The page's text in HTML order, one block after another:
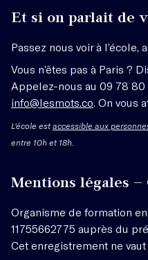
Et si on parlait de
Passez nous voir à l’école,
Vous n’êtes pas à Paris ?
Appelez-nous au 09 78 80
info@lesmots.co. On vous
L'école estaccessible aux
entre 10h et 18h.
Mentions légales –
Organisme de formation
11755662775 auprès du
Cet enregistrement ne